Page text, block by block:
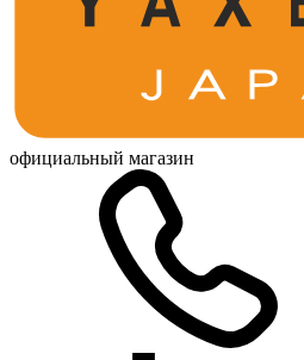
официальный магазин